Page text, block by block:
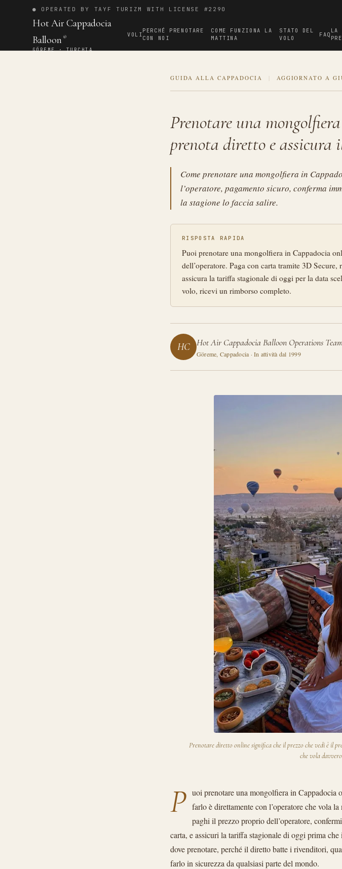
● OPERATED BY TAYF TURIZM WITH LICENSE #2290
Hot Air Cappadocia
Balloon ®
GÖREME · TURCHIA
VOLI
PERCHÉ PRENOTARE
CON NOI
COME FUNZIONA LA
MATTINA
STATO DEL
VOLO
FAQ
LA
GUIDA ALLA CAPPADOCIA AGGIORNATO A
Prenotare una
prenota diretto e assicura
Come prenotare una mongolfiera in
l’operatore, pagamento sicuro, conferma
la stagione lo faccia salire.
RISPOSTA RAPIDA
Puoi prenotare una mongolfiera in Cappadocia
dell’operatore. Paga con carta tramite 3D
assicura la tariffa stagionale di oggi per la data
volo, ricevi un rimborso completo.
HC Hot Air Cappadocia Balloon Operations
Göreme, Cappadocia · In attività dal 1999
Prenotare diretto online significa che il prezzo che vedi è il
che vola
P uoi prenotare una mongolfiera in
farlo è direttamente con l’operatore che vola
paghi il prezzo proprio dell’operatore,
carta, e assicuri la tariffa stagionale di oggi prima
dove prenotare, perché il diretto batte i rivenditori,
farlo in sicurezza da qualsiasi parte del mondo.